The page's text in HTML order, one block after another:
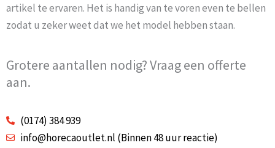
artikel te ervaren. Het is handig van te voren even te bellen
zodat u zeker weet dat we het model hebben staan.
Grotere aantallen nodig? Vraag een offerte
aan.
(0174) 384 939
info@horecaoutlet.nl (Binnen 48 uur reactie)